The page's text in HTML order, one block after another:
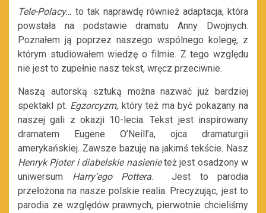
Tele-Polacy… to tak naprawdę również adaptacja, która
powstała na podstawie dramatu Anny Dwojnych.
Poznałem ją poprzez naszego wspólnego kolegę, z
którym studiowałem wiedzę o filmie. Z tego względu
nie jest to zupełnie nasz tekst, wręcz przeciwnie.
Naszą autorską sztuką można nazwać już bardziej
spektakl pt. Egzorcyzm, który też ma być pokazany na
naszej gali z okazji 10-lecia. Tekst jest inspirowany
dramatem Eugene O’Neill’a, ojca dramaturgii
amerykańskiej. Zawsze bazuję na jakimś tekście. Nasz
Henryk Pjoter i diabelskie nasienieteż jest osadzony w
uniwersum Harry’ego Pottera. Jest to parodia
przełożona na nasze polskie realia. Precyzując, jest to
parodia ze względów prawnych, pierwotnie chcieliśmy